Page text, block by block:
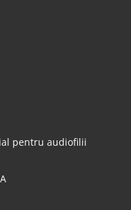
pentru audiofilii